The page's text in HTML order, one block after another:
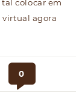
colocar em
virtual agora
0